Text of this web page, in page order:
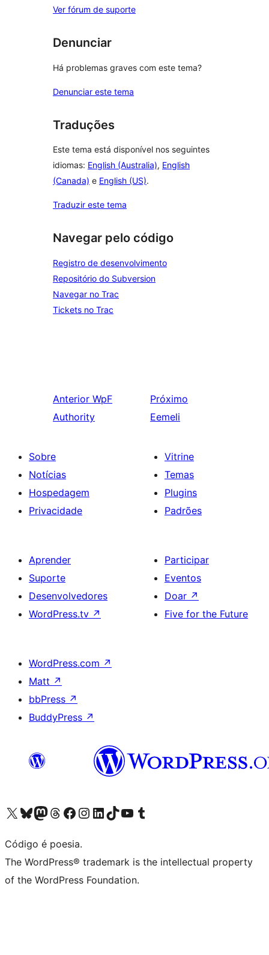
Ver fórum de suporte
Denunciar
Há problemas graves com este tema?
Denunciar este tema
Traduções
Este tema está disponível nos seguintes
idiomas: English (Australia), English
(Canada) e English (US).
Traduzir este tema
Navegar pelo código
Registro de desenvolvimento
Repositório do Subversion
Navegar no Trac
Tickets no Trac
Anterior WpF
Authority
Próximo
Eemeli
Sobre
Notícias
Hospedagem
Privacidade
Vitrine
Temas
Plugins
Padrões
Aprender
Suporte
Desenvolvedores
WordPress.tv ↗
Participar
Eventos
Doar ↗
Five for the Future
WordPress.com ↗
Matt ↗
bbPress ↗
BuddyPress ↗
Acessar nossa conta do X (antigo Twitter)
Acessar nossa conta do Bluesky
Acessar nossa conta do Mastodon
Acessar nossa conta do Threads
Acessar nossa página do Facebook
Acessar nossa conta do Instagram
Acessar nossa conta do LinkedIn
Acessar nossa conta do TikTok
Acessar nosso canal do YouTube
Acessar nossa conta no Tumblr
Código é poesia.
The WordPress® trademark is the intellectual property
of the WordPress Foundation.